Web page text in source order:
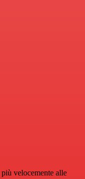
velocemente alle